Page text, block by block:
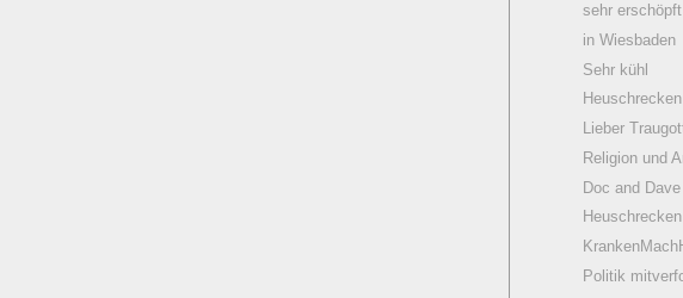
sehr
in Wiesbaden
Sehr kühl
Lieber
Religion und
Doc and Dave
Heuschrecken
Politik